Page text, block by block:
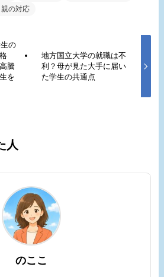
の対応
の
騰
を
地方国立大学の就職は不
利？母が見た大手に届い
た学生の共通点
人
のここ